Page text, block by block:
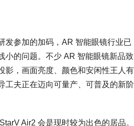
发参加的加码，AR 智能眼镜行业已
小的问题。不少 AR 智能眼镜新品致
影，画面亮度、颜色和安闲性王人有
工夫正在迈向可量产、可普及的新阶
Air2 会是现时较为出色的居品。